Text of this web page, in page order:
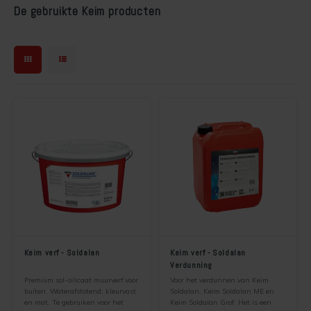
De gebruikte Keim producten
Keim verf - Soldalan
Premium sol-silicaat muurverf voor
buiten. Waterafstotend, kleurvast
en mat. Te gebruiken voor het
Keim verf - Soldalan
Verdunning
Voor het verdunnen van Keim
Soldalan, Keim Soldalan ME en
Keim Soldalan Grof. Het is een